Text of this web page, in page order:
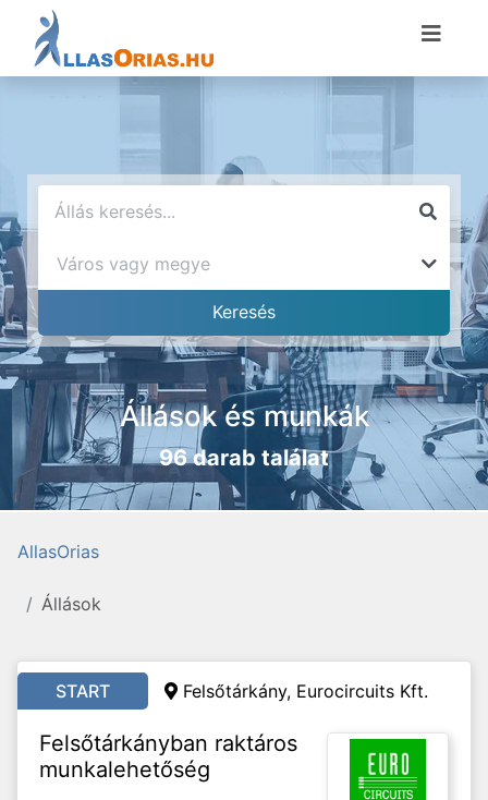
Állások és munkák
96 darab találat
AllasOrias
Állások
START Felsőtárkány, Eurocircuits Kft.
Felsőtárkányban raktáros
munkalehetőség